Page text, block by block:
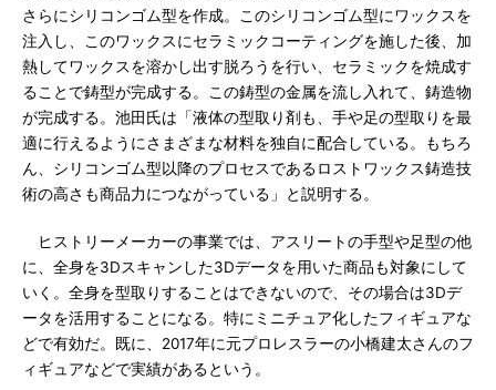
さらにシリコンゴム型を作成。このシリコンゴム型にワックスを
注入し、このワックスにセラミックコーティングを施した後、加
熱してワックスを溶かし出す脱ろうを行い、セラミックを焼成す
ることで鋳型が完成する。この鋳型の金属を流し入れて、鋳造物
が完成する。池田氏は「液体の型取り剤も、手や足の型取りを最
適に行えるようにさまざまな材料を独自に配合している。もちろ
ん、シリコンゴム型以降のプロセスであるロストワックス鋳造技
術の高さも商品力につながっている」と説明する。
ヒストリーメーカーの事業では、アスリートの手型や足型の他
に、全身を3Dスキャンした3Dデータを用いた商品も対象にして
いく。全身を型取りすることはできないので、その場合は3Dデ
ータを活用することになる。特にミニチュア化したフィギュアな
どで有効だ。既に、2017年に元プロレスラーの小橋建太さんのフ
ィギュアなどで実績があるという。